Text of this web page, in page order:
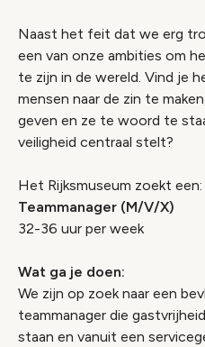
Naast het feit dat we erg
een van onze ambities om
te zijn in de wereld. Vind je
mensen naar de zin te
geven en ze te woord te
veiligheid centraal stelt?
Het Rijksmuseum zoekt een:
Teammanager (M/V/X)
32-36 uur per week
Wat ga je doen:
We zijn op zoek naar een
teammanager die
staan en vanuit een